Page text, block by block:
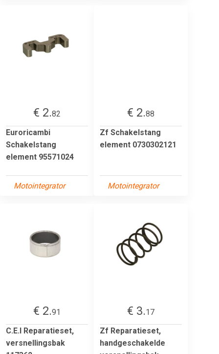
€ 2.82
Euroricambi
Schakelstang
element 95571024
Motointegrator
€ 2.88
Zf Schakelstang
element 0730302121
Motointegrator
€ 2.91
C.E.I Reparatieset,
versnellingsbak
€ 3.17
Zf Reparatieset,
handgeschakelde